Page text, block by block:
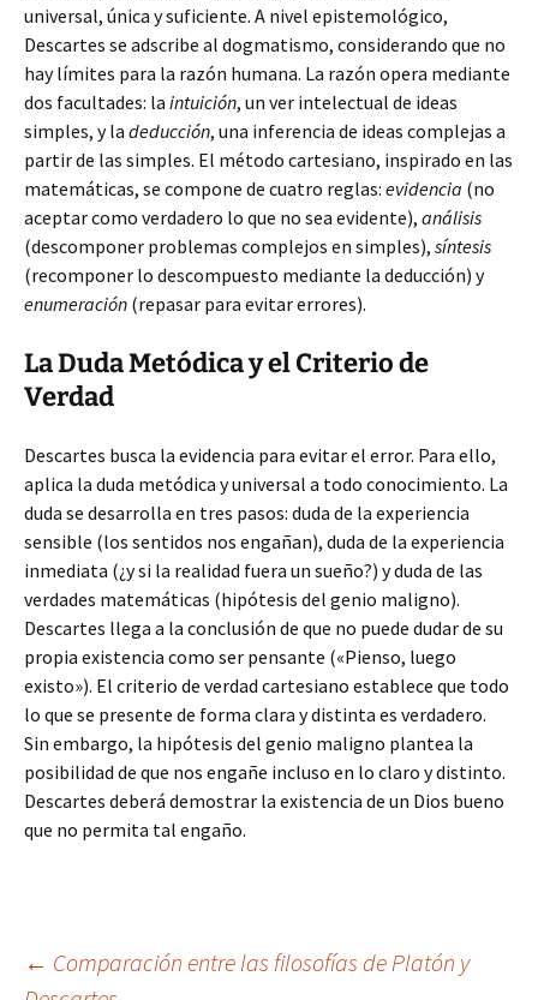
universal, única y suficiente. A nivel epistemológico,
Descartes se adscribe al dogmatismo, considerando que no
hay límites para la razón humana. La razón opera mediante
dos facultades: la intuición, un ver intelectual de ideas
simples, y la deducción, una inferencia de ideas complejas a
partir de las simples. El método cartesiano, inspirado en las
matemáticas, se compone de cuatro reglas: evidencia (no
aceptar como verdadero lo que no sea evidente), análisis
(descomponer problemas complejos en simples), síntesis
(recomponer lo descompuesto mediante la deducción) y
enumeración (repasar para evitar errores).
La Duda Metódica y el Criterio de
Verdad
Descartes busca la evidencia para evitar el error. Para ello,
aplica la duda metódica y universal a todo conocimiento. La
duda se desarrolla en tres pasos: duda de la experiencia
sensible (los sentidos nos engañan), duda de la experiencia
inmediata (¿y si la realidad fuera un sueño?) y duda de las
verdades matemáticas (hipótesis del genio maligno).
Descartes llega a la conclusión de que no puede dudar de su
propia existencia como ser pensante («Pienso, luego
existo»). El criterio de verdad cartesiano establece que todo
lo que se presente de forma clara y distinta es verdadero.
Sin embargo, la hipótesis del genio maligno plantea la
posibilidad de que nos engañe incluso en lo claro y distinto.
Descartes deberá demostrar la existencia de un Dios bueno
que no permita tal engaño.
Navegación
← Comparación entre las filosofías de Platón y